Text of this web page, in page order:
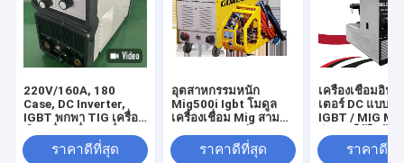
220V/160A, 180
Case, DC Inverter,
IGBT พกพา TIG เครื่อง
อุปกรณ์เชื่อม /
TIG200I
ราคาดีที่สุด
อุตสาหกรรมหนัก
Mig500i Igbt โมดูล
เครื่องเชื่อม Mig สาม
ราคาดีที่สุด
เครื่องเชื่อมอินเ
เตอร์ DC แบบพ
IGBT / MIG
ราคาดีที่